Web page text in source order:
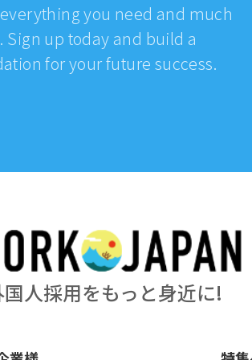
you need and much
Sign up today and build a
for your future success.
人採用をもっと身近に!